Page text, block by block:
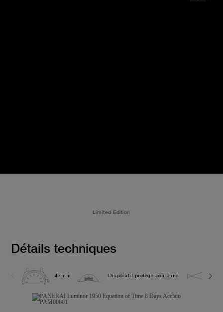
Limited Edition
Détails techniques
47mm Dispositif protège-couronne